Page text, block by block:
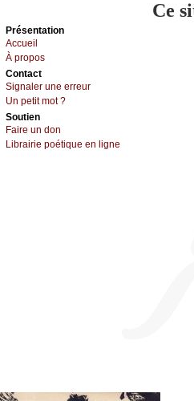
Ce
Présеntаtion
Acсuеil
À prоpos
Cоntact
Signaler une errеur
Un pеtit mоt ?
Sоutien
Fаirе un dоn
Librairiе pоétique en lignе